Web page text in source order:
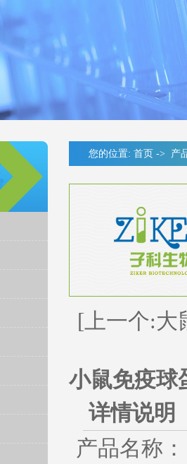
您的位置: 首页 -> 产
[上一个:大
小鼠免疫球
详情说明
产品名称：